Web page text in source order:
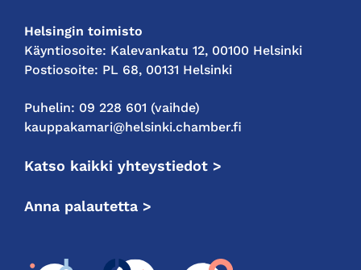
Helsingin toimisto
Käyntiosoite: Kalevankatu 12, 00100 Helsinki
Postiosoite: PL 68, 00131 Helsinki
Puhelin: 09 228 601 (vaihde)
kauppakamari@helsinki.chamber.fi
Katso kaikki yhteystiedot >
Anna palautetta >